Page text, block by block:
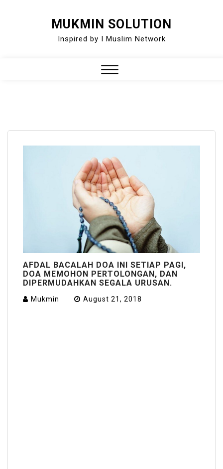
MUKMIN SOLUTION
Inspired by I Muslim Network
AFDAL BACALAH DOA INI SETIAP PAGI,
DOA MEMOHON PERTOLONGAN, DAN
DIPERMUDAHKAN SEGALA URUSAN.
Mukmin August 21, 2018